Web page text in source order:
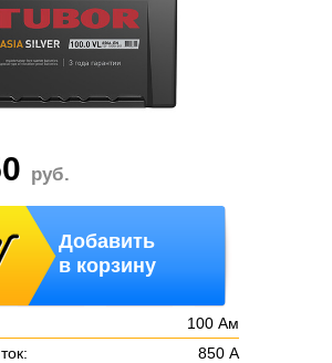
руб.
Добавить
в корзину
100 Ам
850 А